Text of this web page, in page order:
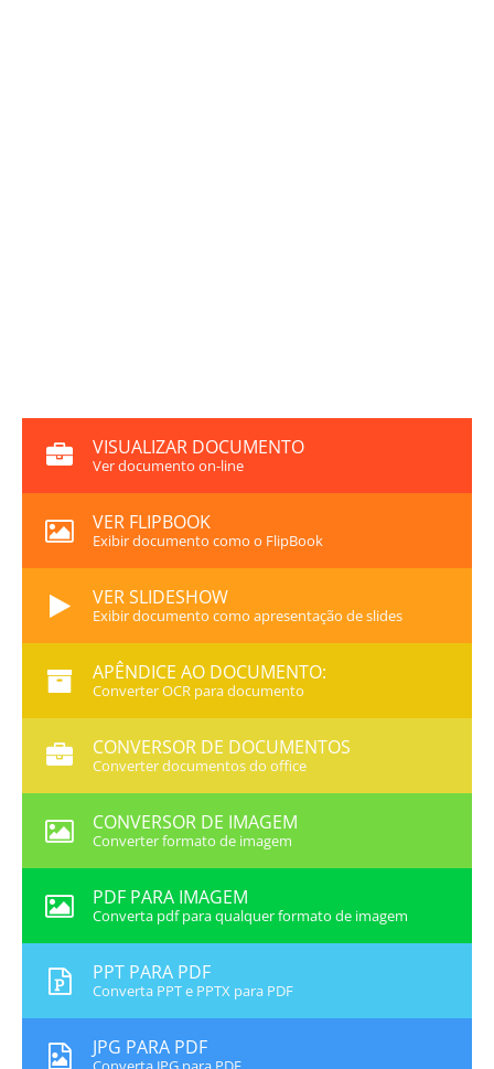
VISUALIZAR DOCUMENTO
Ver documento on-line
VER FLIPBOOK
Exibir documento como o FlipBook
VER SLIDESHOW
Exibir documento como apresentação de slides
APÊNDICE AO DOCUMENTO:
Converter OCR para documento
CONVERSOR DE DOCUMENTOS
Converter documentos do office
CONVERSOR DE IMAGEM
Converter formato de imagem
PDF PARA IMAGEM
Converta pdf para qualquer formato de imagem
PPT PARA PDF
Converta PPT e PPTX para PDF
JPG PARA PDF